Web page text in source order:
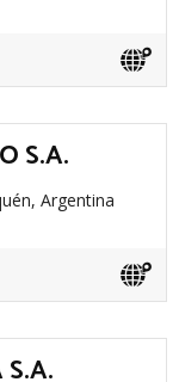
S.A.
Argentina